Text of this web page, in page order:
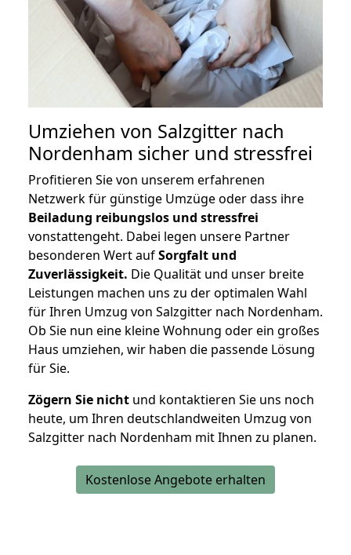
Umziehen von Salzgitter nach
Nordenham sicher und stressfrei
Profitieren Sie von unserem erfahrenen
Netzwerk für günstige Umzüge oder dass ihre
Beiladung reibungslos und stressfrei
vonstattengeht. Dabei legen unsere Partner
besonderen Wert aufSorgfalt und
Zuverlässigkeit. Die Qualität und unser breite
Leistungen machen uns zu der optimalen Wahl
für Ihren Umzug von Salzgitter nach Nordenham.
Ob Sie nun eine kleine Wohnung oder ein großes
Haus umziehen, wir haben die passende Lösung
für Sie.
Zögern Sie nicht und kontaktieren Sie uns noch
heute, um Ihren deutschlandweiten Umzug von
Salzgitter nach Nordenham mit Ihnen zu planen.
Kostenlose Angebote erhalten